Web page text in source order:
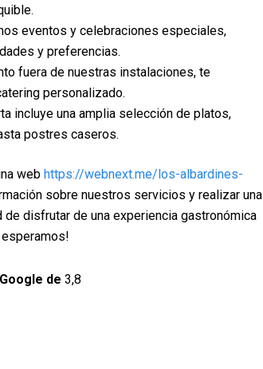
eventos y celebraciones especiales,
y preferencias.
fuera de nuestras instalaciones, te
personalizado.
incluye una amplia selección de platos,
postres caseros.
web https://webnext.me/los-albardines-
sobre nuestros servicios y realizar una
disfrutar de una experiencia gastronómica
esperamos!
de 3,8